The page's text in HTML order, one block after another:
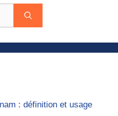
: définition et usage